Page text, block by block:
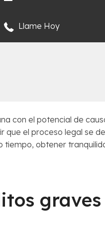
Llame Hoy
con el potencial de
que el proceso legal se
tiempo, obtener
graves